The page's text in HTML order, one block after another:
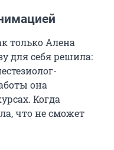
только Алена
для себя решила:
она
Когда
что не сможет